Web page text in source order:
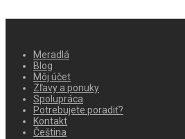
Meradlá
Blog
Môj účet
Zľavy a ponuky
Spolupráca
Potrebujete poradiť?
Kontakt
Čeština